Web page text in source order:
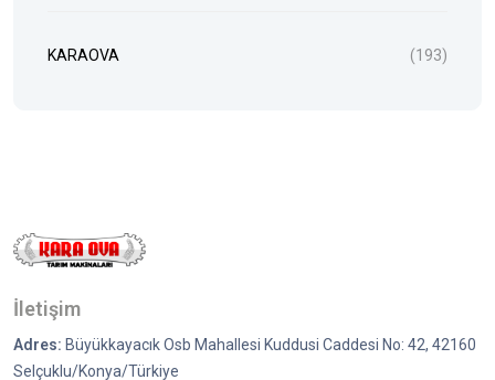
KARAOVA (193)
İletişim
Adres: Büyükkayacık Osb Mahallesi Kuddusi Caddesi No: 42, 42160
Selçuklu/Konya/Türkiye